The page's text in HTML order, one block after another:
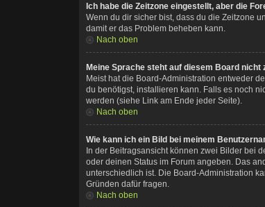
Ich habe die Zeitzone eingestellt, aber die
Wenn du dir sicher bist, dass du die Zeitzone
damit er das Problem beheben kann.
Nach oben
Meine Sprache steht auf diesem Board nicht
Meist hat die Board-Administration entweder
du benötigst, installieren kann. Falls es noch
werden (siehe Link am Ende jeder Seite).
Nach oben
Wie kann ich ein Bild bei meinem
In der Beitragsansicht können zwei Bilder bei
oder deinen Status im Forum angeben. Das
unterschiedlich ist. Die Board-Administration
Gründen dafür fragen.
Nach oben